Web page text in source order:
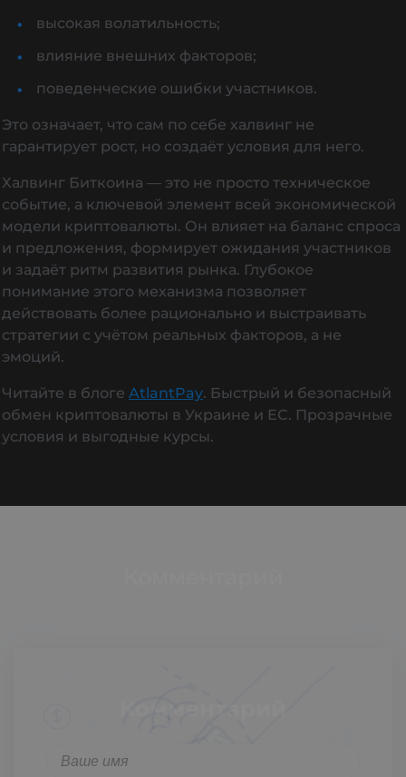
высокая волатильность;
влияние внешних факторов;
поведенческие ошибки участников.
Это означает, что сам по себе халвинг не
гарантирует рост, но создаёт условия для него.
Халвинг Биткоина — это не просто техническое
событие, а ключевой элемент всей экономической
модели криптовалюты. Он влияет на баланс спроса
и предложения, формирует ожидания участников
и задаёт ритм развития рынка. Глубокое
понимание этого механизма позволяет
действовать более рационально и выстраивать
стратегии с учётом реальных факторов, а не
эмоций.
Читайте в блоге AtlantPay. Быстрый и безопасный
обмен криптовалюты в Украине и EC. Прозрачные
условия и выгодные курсы.